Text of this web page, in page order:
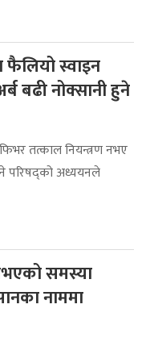
फैलियो स्वाइन
बढी नोक्सानी हुने
तत्काल नियन्त्रण नभए
परिषद्को अध्ययनले
समस्या
नाममा